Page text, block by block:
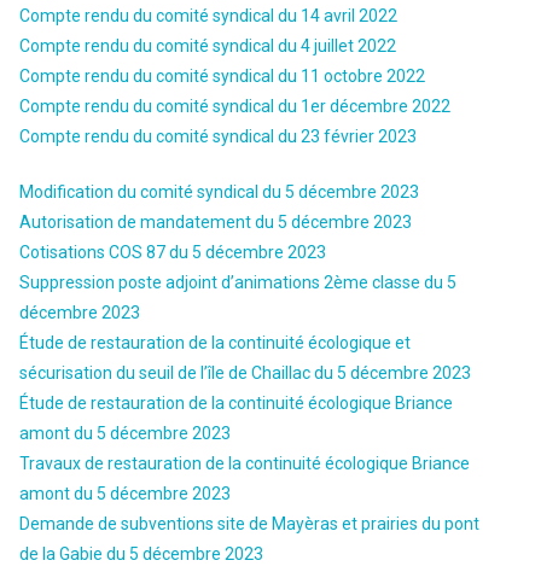
Compte rendu du comité syndical du 14 avril 2022
Compte rendu du comité syndical du 4 juillet 2022
Compte rendu du comité syndical du 11 octobre 2022
Compte rendu du comité syndical du 1er décembre 2022
Compte rendu du comité syndical du 23 février 2023
Modification du comité syndical du 5 décembre 2023
Autorisation de mandatement du 5 décembre 2023
Cotisations COS 87 du 5 décembre 2023
Suppression poste adjoint d’animations 2ème classe du 5
décembre 2023
Étude de restauration de la continuité écologique et
sécurisation du seuil de l’île de Chaillac du 5 décembre 2023
Étude de restauration de la continuité écologique Briance
amont du 5 décembre 2023
Travaux de restauration de la continuité écologique Briance
amont du 5 décembre 2023
Demande de subventions site de Mayèras et prairies du pont
de la Gabie du 5 décembre 2023